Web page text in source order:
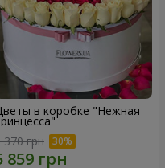
в коробке "Нежная
370 грн